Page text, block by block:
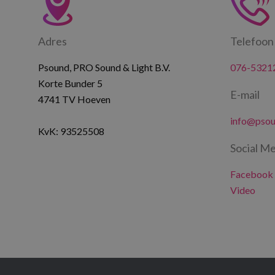
Adres
Psound, PRO Sound & Light B.V.
Korte Bunder 5
4741 TV Hoeven
KvK: 93525508
Telefoon
076-
E-mail
Social
Facebook
Video